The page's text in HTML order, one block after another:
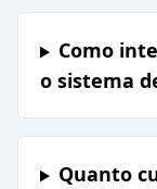
Como
o sistema
Quanto